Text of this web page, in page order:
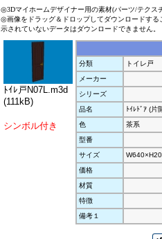
◎3Dマイホームデザイナー用の素材(パーツ/テクス
◎画像をドラッグ＆ドロップしてダウンロードす
示されていないデータはダウンロードできません。
ﾄｲﾚ戸N07L.m3d
(111kB)
シンボル付き
分類
トイレ戸
メーカー
シリーズ
品名
ﾄｲﾚﾄﾞｱ (片
色
茶系
型番
サイズ
価格
材質
特徴
備考１